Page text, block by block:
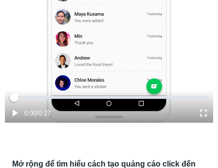
0:00/0:27
Mở rộng để tìm hiểu cách tạo quảng cáo click đến